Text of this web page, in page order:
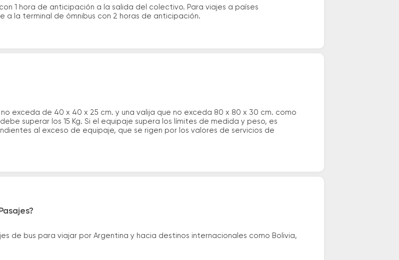
1 hora de anticipación a la salida del colectivo. Para viajes a países
la terminal de ómnibus con 2 horas de anticipación.
exceda de 40 x 40 x 25 cm. y una valija que no exceda 80 x 80 x 30 cm. como
superar los 15 Kg. Si el equipaje supera los límites de medida y peso, es
al exceso de equipaje, que se rigen por los valores de servicios de
de bus para viajar por Argentina y hacia destinos internacionales como Bolivia,